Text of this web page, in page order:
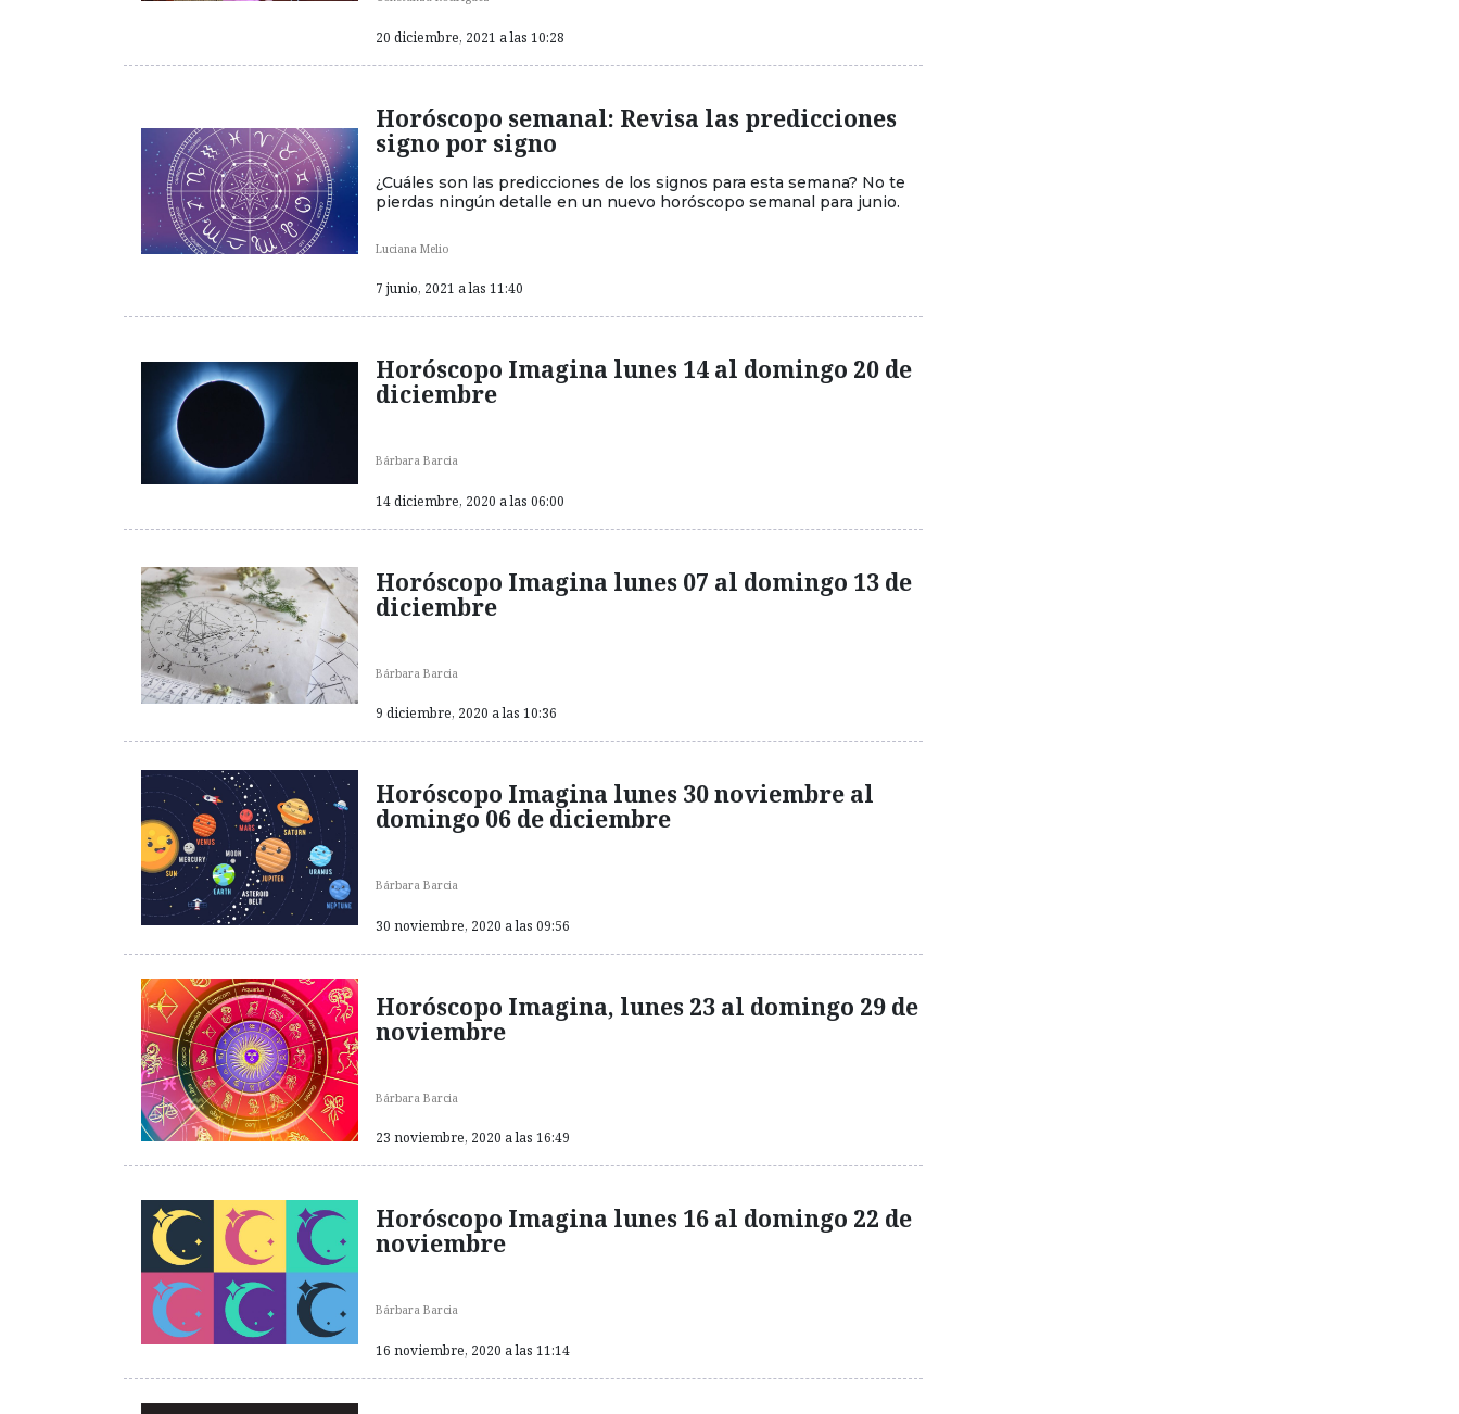
20 diciembre, 2021 a las 10:28
Horóscopo semanal: Revisa las predicciones
signo por signo
¿Cuáles son las predicciones de los signos para esta semana? No te
pierdas ningún detalle en un nuevo horóscopo semanal para junio.
Luciana Melio
7 junio, 2021 a las 11:40
Horóscopo Imagina lunes 14 al domingo 20 de
diciembre
Bárbara Barcia
14 diciembre, 2020 a las 06:00
Horóscopo Imagina lunes 07 al domingo 13 de
diciembre
Bárbara Barcia
9 diciembre, 2020 a las 10:36
Horóscopo Imagina lunes 30 noviembre al
domingo 06 de diciembre
Bárbara Barcia
30 noviembre, 2020 a las 09:56
Horóscopo Imagina, lunes 23 al domingo 29 de
noviembre
Bárbara Barcia
23 noviembre, 2020 a las 16:49
Horóscopo Imagina lunes 16 al domingo 22 de
noviembre
Bárbara Barcia
16 noviembre, 2020 a las 11:14